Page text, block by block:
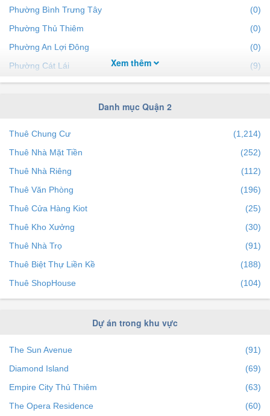
Phường Bình Trưng Tây
(0)
Phường Thủ Thiêm
(0)
Phường An Lợi Đông
(0)
Phường Cát Lái
(9)
Phường Bình Trưng Đông
(3)
Xem thêm
Danh mục Quận 2
Thuê Chung Cư
(1,214)
Thuê Nhà Mặt Tiền
(252)
Thuê Nhà Riêng
(112)
Thuê Văn Phòng
(196)
Thuê Cửa Hàng Kiot
(25)
Thuê Kho Xưởng
(30)
Thuê Nhà Trọ
(91)
Thuê Biệt Thự Liền Kề
(188)
Thuê ShopHouse
(104)
Dự án trong khu vực
The Sun Avenue
(91)
Diamond Island
(69)
Empire City Thủ Thiêm
(63)
The Opera Residence
(60)